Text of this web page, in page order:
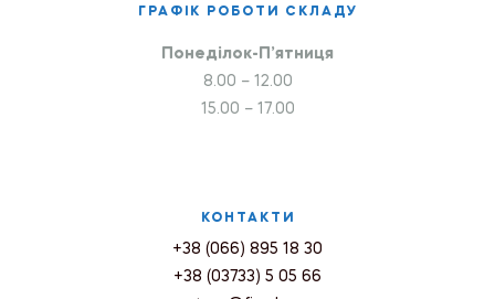
ГРАФІК РОБОТИ СКЛАДУ
Понеділок-П’ятниця
8.00 – 12.00
15.00 – 17.00
КОНТАКТИ
+38 (066) 895 18 30
+38 (03733) 5 05 66